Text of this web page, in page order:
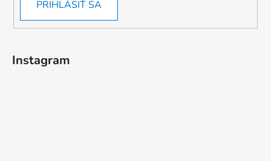
PRIHLÁSIŤ SA
Instagram